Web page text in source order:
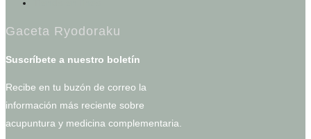
Gaceta Ryodoraku
Suscríbete a nuestro boletín
Recibe en tu buzón de correo la
información más reciente sobre
acupuntura y medicina complementaria.